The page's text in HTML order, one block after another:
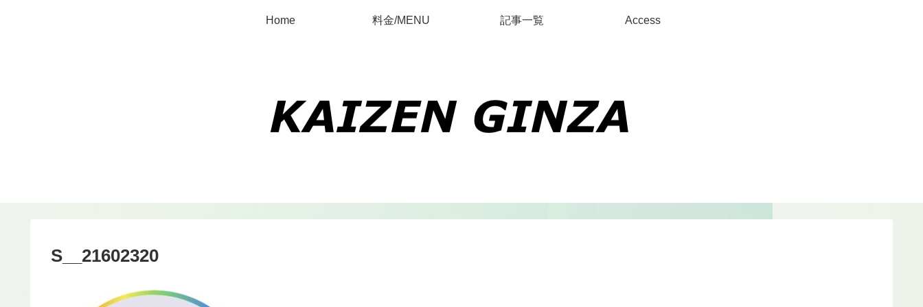
Home 料金/MENU 記事一覧 Access
S__21602320